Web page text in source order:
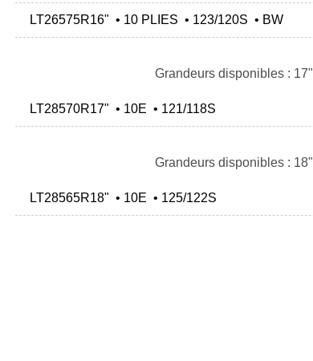
LT26575R16" • 10 PLIES • 123/120S • BW
Grandeurs disponibles : 17"
LT28570R17" • 10E • 121/118S
Grandeurs disponibles : 18"
LT28565R18" • 10E • 125/122S